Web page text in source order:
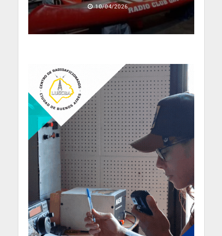
10/04/2026